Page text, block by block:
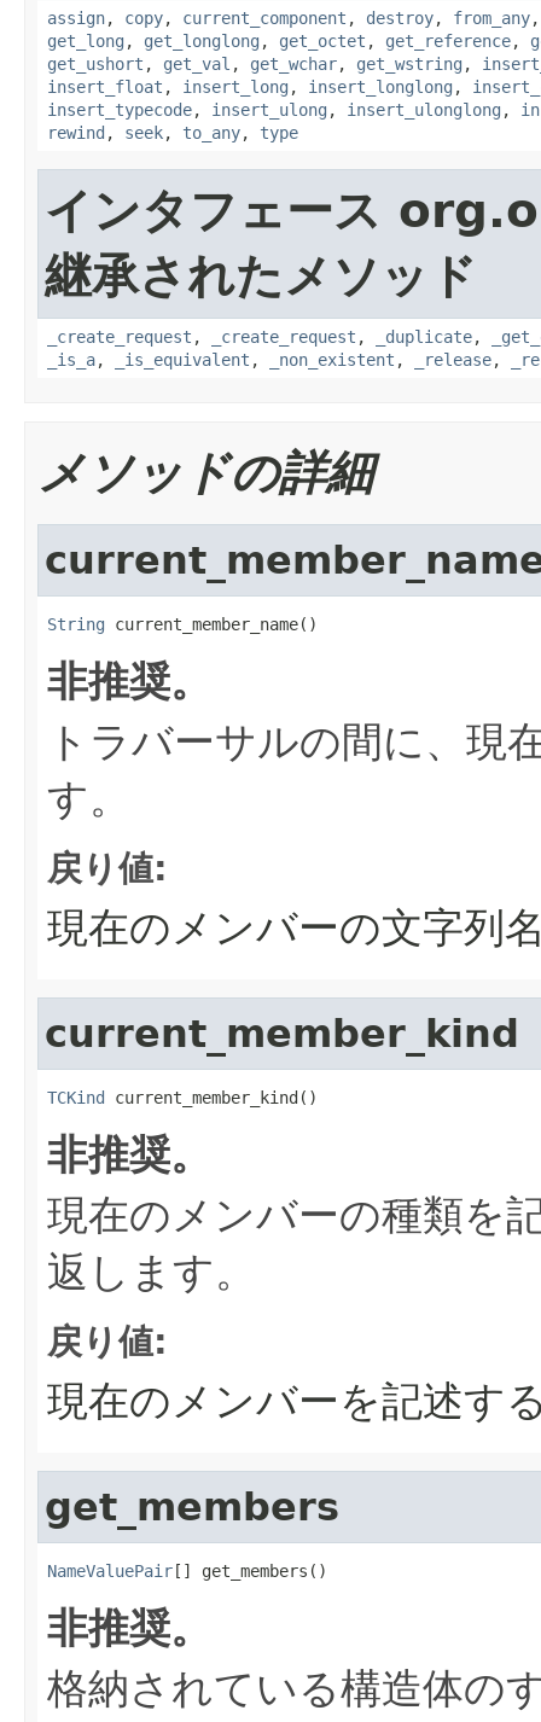
assign, copy, current_component , destroy, from_any
get_long , get_longlong , get_octet , get_reference,
get_ushort , get_val , get_wchar, get_wstring ,
insert_float , insert_long , insert_longlong ,
insert_typecode, insert_ulong , insert_ulonglong ,
rewind , seek, to_any, type
インタフェース
継承されたメソッド
_create_request , _create_request , _duplicate,
_is_a, _is_equivalent , _non_existent , _release,
メソッドの詳細
String current_member_name()
非推奨。
トラバーサルの間に、現
す。
戻り値:
現在のメンバーの文字列
current_member_kind
TCKind current_member_kind()
非推奨。
現在のメンバーの種類を
返します。
戻り値:
現在のメンバーを記述す
get_members
NameValuePair[] get_members()
非推奨。
格納されている構造体の